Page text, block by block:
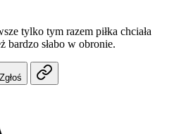
tylko tym razem piłka chciała
bardzo słabo w obronie.
Zgłoś